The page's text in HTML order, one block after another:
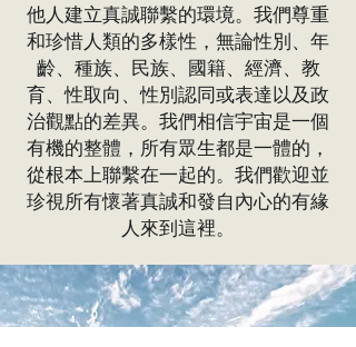
他人建立真誠聯繫的環境。我們尊重
和珍惜人類的多樣性，無論性別、年
齡、種族、民族、國籍、經濟、教
育、性取向、性別認同或表達以及政
治觀點的差異。我們相信宇宙是一個
有機的整體，所有眾生都是一體的，
從根本上聯繫在一起的。我們歡迎並
珍視所有懷著真誠和發自內心的有緣
人來到這裡。